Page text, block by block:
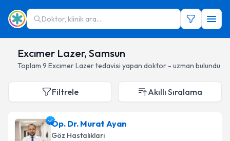
Doktor, klinik ara...
Excımer Lazer, Samsun
Toplam 9 Excımer Lazertedavisi yapan doktor - uzman bulundu
Filtrele Akıllı Sıralama
Op. Dr. Murat Ayan
Göz Hastalıkları